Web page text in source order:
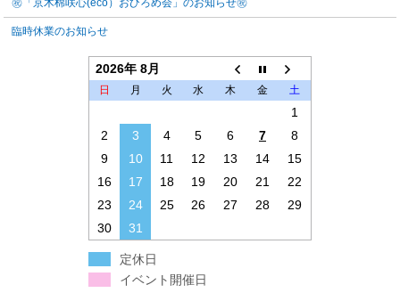
㊗「京木棉咲心(eco）おひろめ会」のお知らせ㊗
臨時休業のお知らせ
2026年 8月
日 月 火 水 木 金 土
1
2
3 4 5 6 7
8
9
10 11 12 13 14
15
16
17 18 19 20 21
22
23
24 25 26 27 28
29
30
31
定休日
イベント開催日